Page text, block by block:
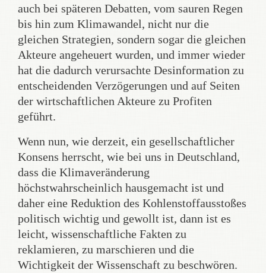
auch bei späteren Debatten, vom sauren Regen
bis hin zum Klimawandel, nicht nur die
gleichen Strategien, sondern sogar die gleichen
Akteure angeheuert wurden, und immer wieder
hat die dadurch verursachte Desinformation zu
entscheidenden Verzögerungen und auf Seiten
der wirtschaftlichen Akteure zu Profiten
geführt.
Wenn nun, wie derzeit, ein gesellschaftlicher
Konsens herrscht, wie bei uns in Deutschland,
dass die Klimaveränderung
höchstwahrscheinlich hausgemacht ist und
daher eine Reduktion des Kohlenstoffausstoßes
politisch wichtig und gewollt ist, dann ist es
leicht, wissenschaftliche Fakten zu
reklamieren, zu marschieren und die
Wichtigkeit der Wissenschaft zu beschwören.